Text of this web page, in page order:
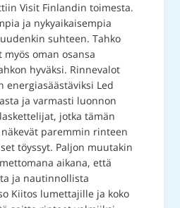
Visit Finlandin toimesta.
ja nykyaikaisempia
suhteen. Tahko
oman osansa
hyväksi. Rinnevalot
Led
ja varmasti luonnon
jotka tämän
paremmin rinteen
töyssyt. Paljon muutakin
aikana, että
ja nautinnollista
Kiitos lumettajille ja koko